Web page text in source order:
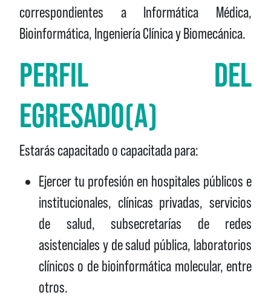
correspondientes a Informática Médica,
Bioinformática, Ingeniería Clínica y Biomecánica.
PERFIL DEL
EGRESADO(A)
Estarás capacitado o capacitada para:
Ejercer tu profesión en hospitales públicos e
institucionales, clínicas privadas, servicios
de salud, subsecretarías de redes
asistenciales y de salud pública, laboratorios
clínicos o de bioinformática molecular, entre
otros.